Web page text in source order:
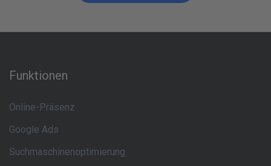
Funktionen
Online-Präsenz
Google Ads
Suchmaschinenoptimierung